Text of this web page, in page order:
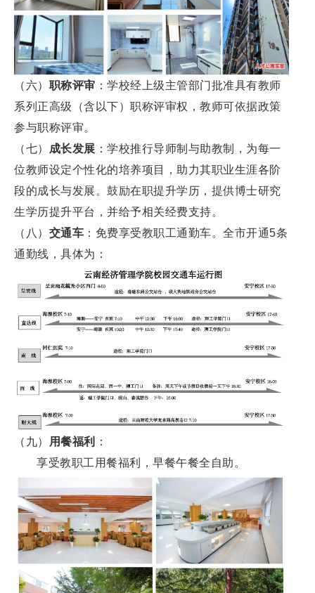
（六） 职称评审 ：学校经上级主管部门批准具有教师
系列正高级（含以下）职称评审权，教师可依据政策
参与职称评审。
（七） 成长发展 ：学校推行导师制与助教制，为每一
位教师设定个性化的培养项目，助力其职业生涯各阶
段的成长与发展。鼓励在职提升学历，提供博士研究
生学历提升平台，并给予相关经费支持。
（八） 交通车 ：免费享受教职工通勤车。全市开通5条
通勤线，具体为：
（九） 用餐福利
：
享受教职工用餐福利，早餐午餐全自助。